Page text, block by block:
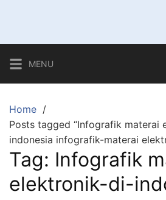
MENU
Home
Posts tagged “Infografik materai
indonesia infografik-materai
Tag: Infografik
elektronik-di-